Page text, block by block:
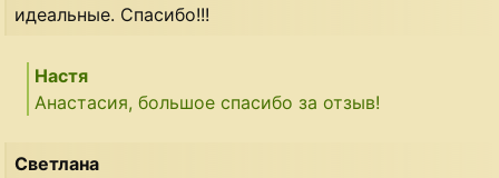
идеальные. Спасибо!!!
Настя
Анастасия, большое спасибо за отзыв!
Светлана